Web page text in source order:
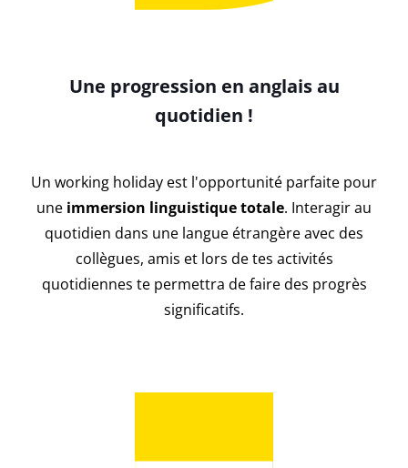
Une progression en anglais au
quotidien !
Un working holiday est l'opportunité parfaite pour
une immersion linguistique totale. Interagir au
quotidien dans une langue étrangère avec des
collègues, amis et lors de tes activités
quotidiennes te permettra de faire des progrès
significatifs.